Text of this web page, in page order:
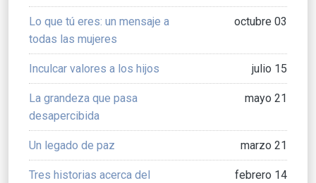
Lo que tú eres: un mensaje a
todas las mujeres
octubre 03
Inculcar valores a los hijos julio 15
La grandeza que pasa
desapercibida
mayo 21
Un legado de paz marzo 21
Tres historias acerca del
febrero 14